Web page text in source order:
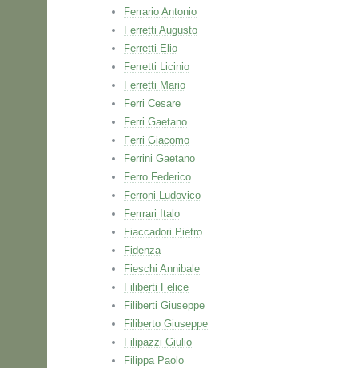
Ferrario Antonio
Ferretti Augusto
Ferretti Elio
Ferretti Licinio
Ferretti Mario
Ferri Cesare
Ferri Gaetano
Ferri Giacomo
Ferrini Gaetano
Ferro Federico
Ferroni Ludovico
Ferrrari Italo
Fiaccadori Pietro
Fidenza
Fieschi Annibale
Filiberti Felice
Filiberti Giuseppe
Filiberto Giuseppe
Filipazzi Giulio
Filippa Paolo